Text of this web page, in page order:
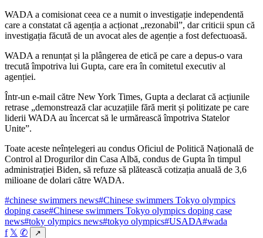
WADA a comisionat ceea ce a numit o investigație independentă
care a constatat că agenția a acționat „rezonabil”, dar criticii spun că
investigația făcută de un avocat ales de agenție a fost defectuoasă.
WADA a renunțat și la plângerea de etică pe care a depus-o vara
trecută împotriva lui Gupta, care era în comitetul executiv al
agenției.
Într-un e-mail către New York Times, Gupta a declarat că acțiunile
retrase „demonstrează clar acuzațiile fără merit și politizate pe care
liderii WADA au încercat să le urmărească împotriva Statelor
Unite”.
Toate aceste neînțelegeri au condus Oficiul de Politică Națională de
Control al Drogurilor din Casa Albă, condus de Gupta în timpul
administrației Biden, să refuze să plătească cotizația anuală de 3,6
milioane de dolari către WADA.
#chinese swimmers news#Chinese swimmers Tokyo olympics
doping case#Chinese swimmers Tokyo olympics doping case
news#toky olympics news#tokyo olympics#USADA#wada
f 𝕏 ✆ ↗